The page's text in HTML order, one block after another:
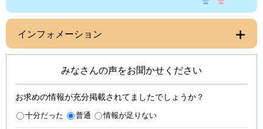
インフォメーション
みなさんの声をお聞かせください
お求めの情報が充分掲載されてましたでしょうか？
十分だった 普通 情報が足りない